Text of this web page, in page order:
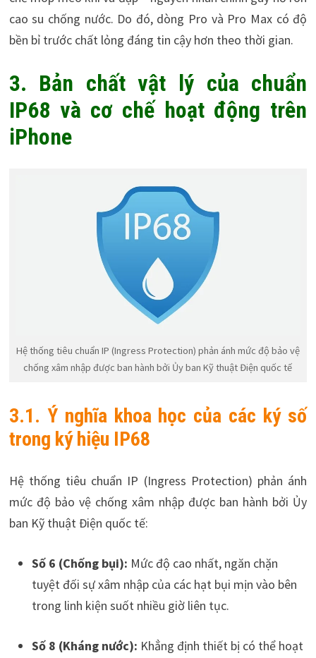
cao su chống nước. Do đó, dòng Pro và Pro Max có độ
bền bỉ trước chất lỏng đáng tin cậy hơn theo thời gian.
3. Bản chất vật lý của chuẩn
IP68 và cơ chế hoạt động trên
iPhone
Hệ thống tiêu chuẩn IP (Ingress Protection) phản ánh mức độ bảo vệ
chống xâm nhập được ban hành bởi Ủy ban Kỹ thuật Điện quốc tế
3.1. Ý nghĩa khoa học của các ký số
trong ký hiệu IP68
Hệ thống tiêu chuẩn IP (Ingress Protection) phản ánh
mức độ bảo vệ chống xâm nhập được ban hành bởi Ủy
ban Kỹ thuật Điện quốc tế:
Số 6 (Chống bụi): Mức độ cao nhất, ngăn chặn
tuyệt đối sự xâm nhập của các hạt bụi mịn vào bên
trong linh kiện suốt nhiều giờ liên tục.
Số 8 (Kháng nước): Khẳng định thiết bị có thể hoạt